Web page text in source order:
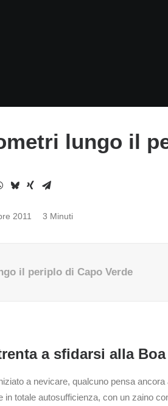
lungo il
2011 3 Minuti
il periplo di Capo Verde
a sfidarsi alla
a nevicare, qualcuno pensa
in totale autosufficienza, con un zaino